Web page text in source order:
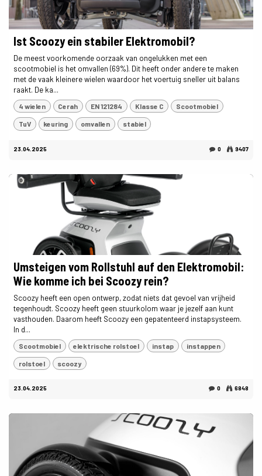
Ist Scoozy ein stabiler Elektromobil?
De meest voorkomende oorzaak van ongelukken met een
scootmobiel is het omvallen (69%). Dit heeft onder andere te maken
met de vaak kleinere wielen waardoor het voertuig sneller uit balans
raakt. De ka...
4 wielen Cerah EN 121284 Klasse C Scootmobiel
TuV keuring omvallen stabiel
23.04.2025 0 9407
Umsteigen vom Rollstuhl auf den Elektromobil:
Wie komme ich bei Scoozy rein?
Scoozy heeft een open ontwerp, zodat niets dat gevoel van vrijheid
tegenhoudt. Scoozy heeft geen stuurkolom waar je jezelf aan kunt
vasthouden. Daarom heeft Scoozy een gepatenteerd instapsysteem.
In d...
Scootmobiel elektrische rolstoel instap instappen
rolstoel scoozy
23.04.2025 0 6848